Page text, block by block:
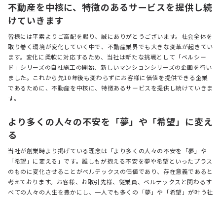
不動産を中核に、特徴のあるサービスを提供し続
けていきます
皆様には平素よりご高配を賜り、誠にありがとうございます。社会全体を
取り巻く環境が変化していく中で、不動産業界でも大きな変革が起きてい
ます。変化に柔軟に対応するため、当社は新たな挑戦として「ベルシー
ド」シリーズの自社施工の開始、新しいマンションシリーズの企画を行い
ました。これから先10年後も変わらずにお客様に価値を提供できる企業
であるために、不動産を中核に、特徴あるサービスを提供し続けていきま
す。
より多くの人々の不安を「夢」や「希望」に変え
る
当社が創業時より掲げている理念は「より多くの人々の不安を「夢」や
「希望」に変える」です。誰しもが抱える不安を夢や希望といったプラス
のものに変化させることがベルテックスの価値であり、存在意義であると
考えております。お客様、お取引先様、従業員、ベルテックスと関わるす
べての人々の人生を豊かにし、一人でも多くの「夢」や「希望」が叶う社